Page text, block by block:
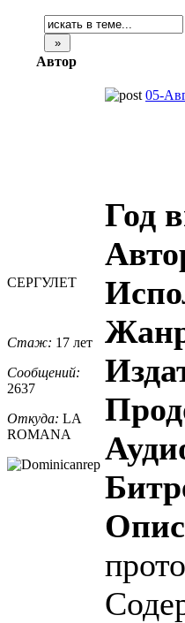
Автор
СЕРГУЛЕТ
Стаж: 17 лет
Сообщений:
2637
Откуда: LA
ROMANA
05-
Год